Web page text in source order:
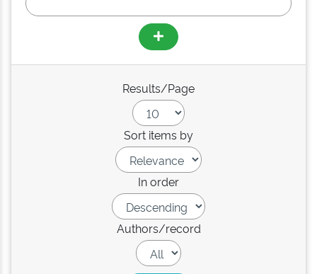
Results/Page
Sort items by
In order
Authors/record